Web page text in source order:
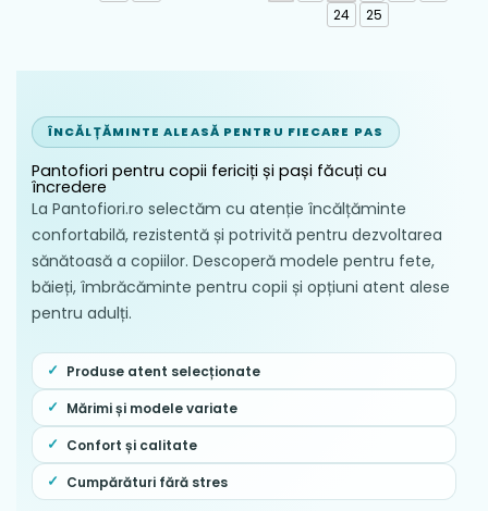
24
25
ÎNCĂLȚĂMINTE ALEASĂ PENTRU FIECARE PAS
Pantofiori pentru copii fericiți și pași făcuți cu
încredere
La Pantofiori.ro selectăm cu atenție încălțăminte
confortabilă, rezistentă și potrivită pentru dezvoltarea
sănătoasă a copiilor. Descoperă modele pentru fete,
băieți, îmbrăcăminte pentru copii și opțiuni atent alese
pentru adulți.
Produse atent selecționate
Mărimi și modele variate
Confort și calitate
Cumpărături fără stres